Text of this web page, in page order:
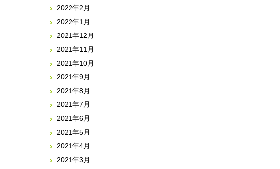
2022年2月
2022年1月
2021年12月
2021年11月
2021年10月
2021年9月
2021年8月
2021年7月
2021年6月
2021年5月
2021年4月
2021年3月